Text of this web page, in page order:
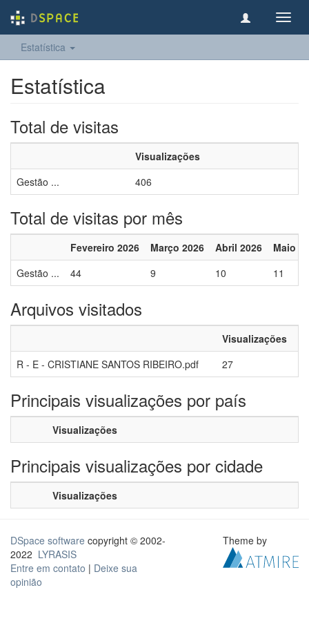
Estatística
Estatística
Total de visitas
Visualizações
Gestão ...
406
Total de visitas por mês
Fevereiro 2026 Março 2026 Abril 2026
Maio
Gestão ...
44 9 10 11
Arquivos visitados
Visualizações
R - E - CRISTIANE SANTOS RIBEIRO.pdf
27
Principais visualizações por país
Visualizações
Principais visualizações por cidade
Visualizações
DSpace software copyright © 2002-
2022 LYRASIS
Entre em contato | Deixe sua
opinião
Theme by